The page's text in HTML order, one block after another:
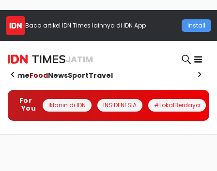
Baca artikel IDN Times lainnya di IDN App Install
JATIM
HomeFoodNewsSportTravel
For
You
Iklanin di IDN INSIDENESIA #LokalBerdaya